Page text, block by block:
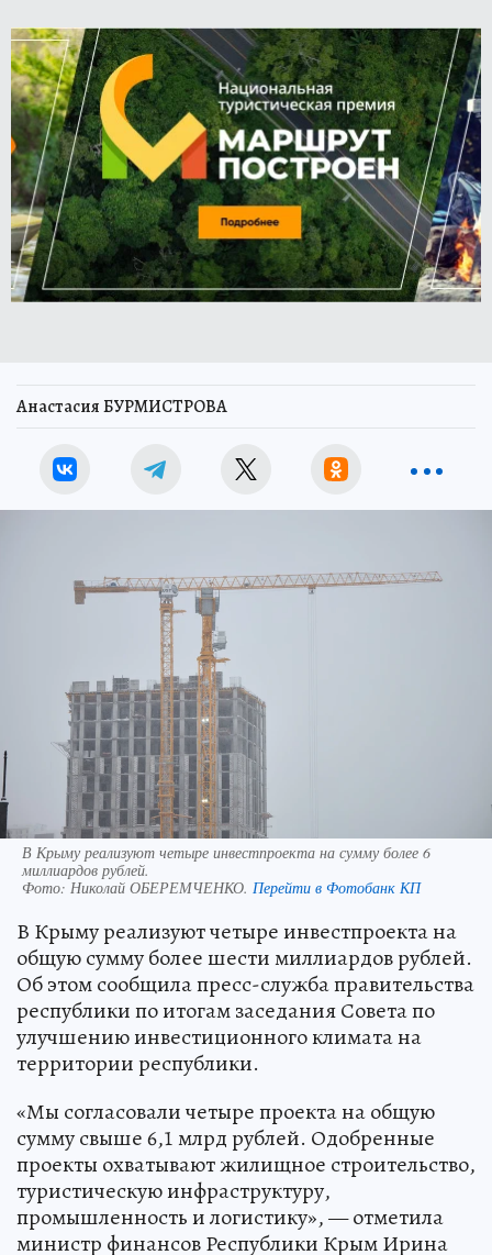
Анастасия БУРМИСТРОВА
В Крыму реализуют четыре инвестпроекта на сумму более 6
миллиардов рублей.
Фото: Николай ОБЕРЕМЧЕНКО. Перейти в Фотобанк КП
В Крыму реализуют четыре инвестпроекта на
общую сумму более шести миллиардов рублей.
Об этом сообщила пресс-служба правительства
республики по итогам заседания Совета по
улучшению инвестиционного климата на
территории республики.
«Мы согласовали четыре проекта на общую
сумму свыше 6,1 млрд рублей. Одобренные
проекты охватывают жилищное строительство,
туристическую инфраструктуру,
промышленность и логистику», — отметила
министр финансов Республики Крым Ирина